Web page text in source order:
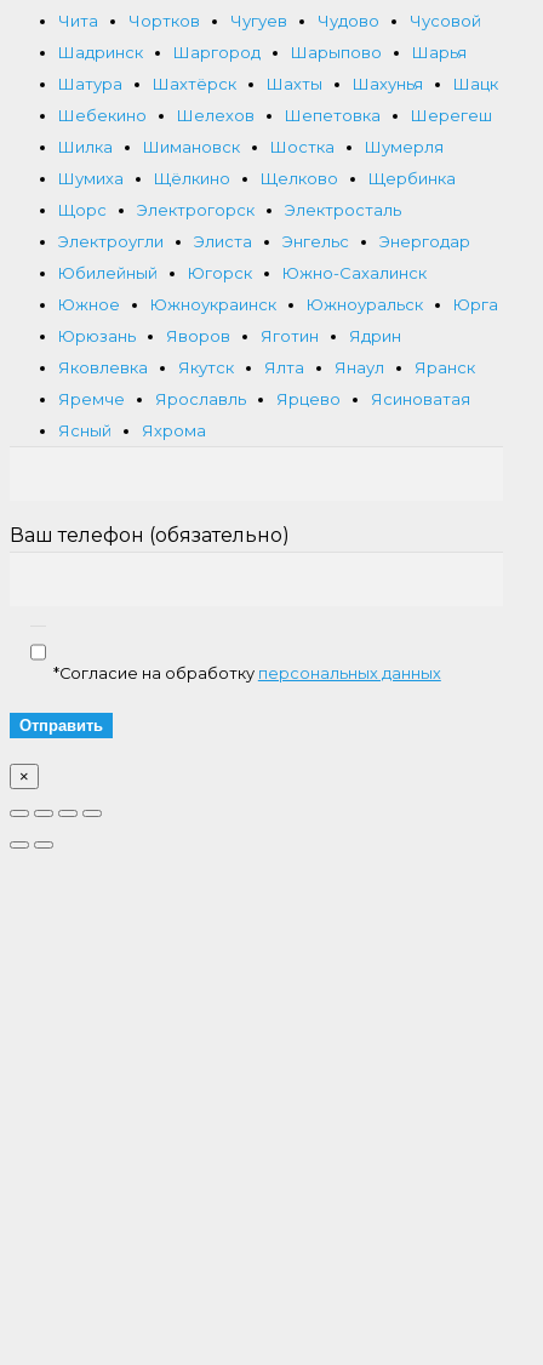
Чита
Чортков Чугуев Чудово
Чусовой
Шадринск
Шаргород Шарыпово
Шарья
Шатура
Шахтёрск Шахты Шахунья
Шацк
Шебекино
Шелехов Шепетовка
Шерегеш
Шилка
Шимановск Шостка
Шумерля
Шумиха
Щёлкино Щелково
Щербинка
Щорс
Электрогорск
Электросталь
Электроугли
Элиста Энгельс
Энергодар
Юбилейный
Югорск
Южно-Сахалинск
Южное
Южноукраинск Южноуральск
Юрга
Юрюзань
Яворов Яготин
Ядрин
Яковлевка
Якутск Ялта Янаул
Яранск
Яремче
Ярославль Ярцево
Ясиноватая
Ясный
Яхрома
Ваш телефон (обязательно)
*Согласие на обработку персональных данных
×